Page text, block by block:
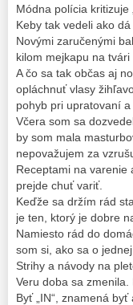
Módna polícia kritizuje
Keby tak vedeli ako
Novými zaručenými
kilom mejkapu na tvári
A čo sa tak občas aj
opláchnuť vlasy
pohyb pri upratovaní a
Včera som sa
by som mala
nepovažujem za
Receptami na varenie
prejde chuť variť.
Keďže sa držím rád
je ten, ktorý je dobre
Namiesto rád do
som si, ako sa o
Strihy a návody na
Veru doba sa zmenila.
Byť „IN“, znamená